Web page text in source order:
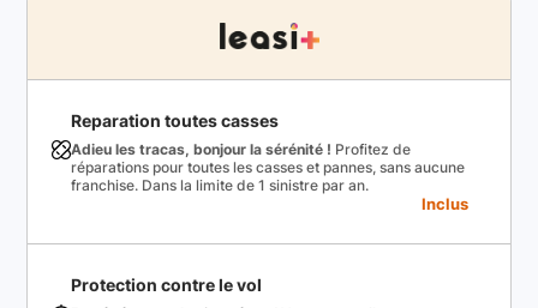
Reparation toutes casses
Adieu les tracas, bonjour la sérénité ! Profitez de
réparations pour toutes les casses et pannes, sans aucune
franchise. Dans la limite de 1 sinistre par an.
Inclus
Protection contre le vol